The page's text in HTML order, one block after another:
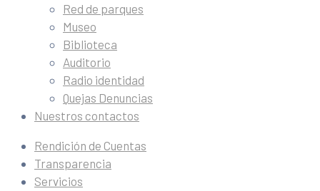
Red de parques
Museo
Biblioteca
Auditorio
Radio identidad
Quejas Denuncias
Nuestros contactos
Rendición de Cuentas
Transparencia
Servicios